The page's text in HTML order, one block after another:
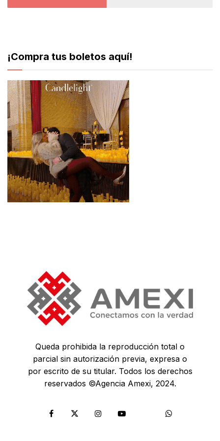
¡Compra tus boletos aquí!
Queda prohibida la reproducción total o
parcial sin autorización previa, expresa o
por escrito de su titular. Todos los derechos
reservados ©Agencia Amexi, 2024.